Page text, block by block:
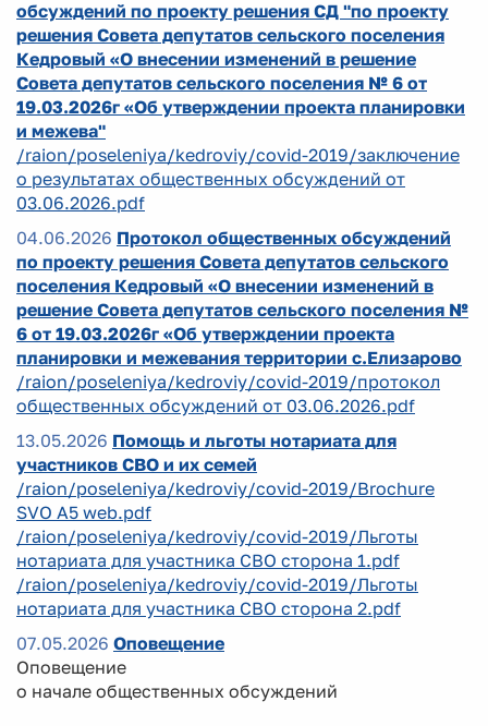
обсуждений по проекту решения СД "по проекту
решения Совета депутатов сельского поселения
Кедровый «О внесении изменений в решение
Совета депутатов сельского поселения № 6 от
19.03.2026г «Об утверждении проекта планировки
и межева"
/raion/poseleniya/kedroviy/covid-2019/заключение
о результатах общественных обсуждений от
03.06.2026.pdf
04.06.2026 Протокол общественных обсуждений
по проекту решения Совета депутатов сельского
поселения Кедровый «О внесении изменений в
решение Совета депутатов сельского поселения №
6 от 19.03.2026г «Об утверждении проекта
планировки и межевания территории с.Елизарово
/raion/poseleniya/kedroviy/covid-2019/протокол
общественных обсуждений от 03.06.2026.pdf
13.05.2026 Помощь и льготы нотариата для
участников СВО и их семей
/raion/poseleniya/kedroviy/covid-2019/Brochure
SVO A5 web.pdf
/raion/poseleniya/kedroviy/covid-2019/Льготы
нотариата для участника СВО сторона 1.pdf
/raion/poseleniya/kedroviy/covid-2019/Льготы
нотариата для участника СВО сторона 2.pdf
07.05.2026 Оповещение
Оповещение
о начале общественных обсуждений